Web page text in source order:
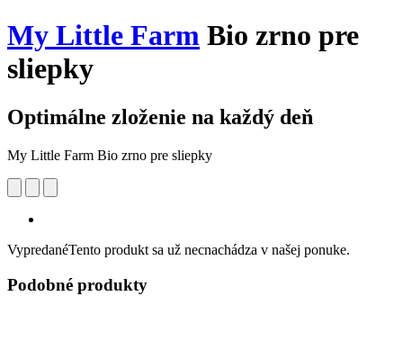
My Little Farm Bio zrno pre
sliepky
Optimálne zloženie na každý deň
My Little Farm Bio zrno pre sliepky
VypredanéTento produkt sa už necnachádza v našej ponuke.
Podobné produkty